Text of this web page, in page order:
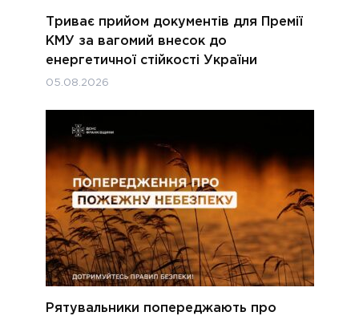
Триває прийом документів для Премії
КМУ за вагомий внесок до
енергетичної стійкості України
05.08.2026
Рятувальники попереджають про